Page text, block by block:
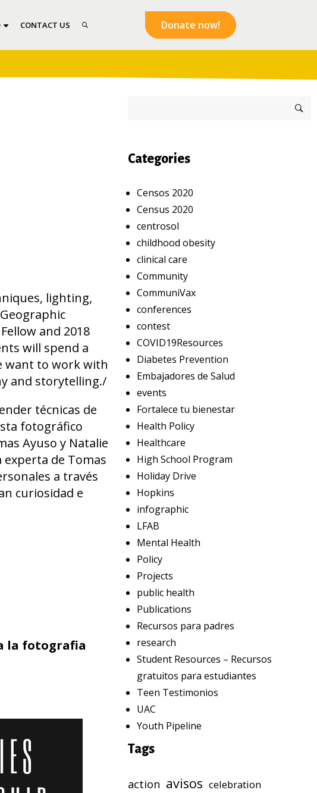
CONTACT US Donate now!
lighting,
and 2018
will spend a
want to work with
and storytelling./
técnicas de
fotográfico
Ayuso y Natalie
experta de Tomas
a través
curiosidad e
la fotografia
Categories
Censos 2020
Census 2020
centrosol
childhood obesity
clinical care
Community
CommuniVax
conferences
contest
COVID19Resources
Diabetes Prevention
Embajadores de Salud
events
Fortalece tu bienestar
Health Policy
Healthcare
High School Program
Holiday Drive
Hopkins
infographic
LFAB
Mental Health
Policy
Projects
public health
Publications
Recursos para padres
research
Student Resources – Recursos
gratuitos para estudiantes
Teen Testimonios
UAC
Youth Pipeline
Tags
action avisos celebration